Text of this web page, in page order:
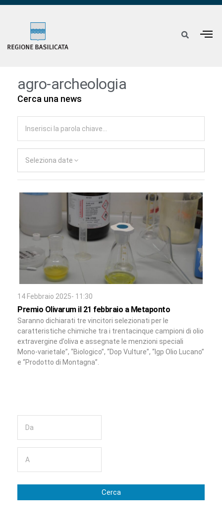
agro-archeologia
Cerca una news
Seleziona date
14 Febbraio 2025- 11:30
Premio Olivarum il 21 febbraio a Metaponto
Saranno dichiarati tre vincitori selezionati per le
caratteristiche chimiche tra i trentacinque campioni di olio
extravergine d’oliva e assegnate le menzioni speciali
Mono-varietale”, “Biologico”, “Dop Vulture”, “Igp Olio Lucano”
e “Prodotto di Montagna”.
Cerca